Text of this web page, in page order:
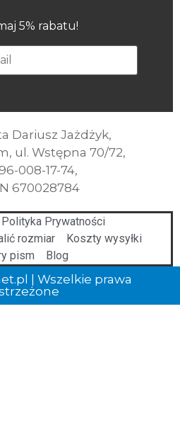
5% rabatu!
Dariusz Jażdżyk,
ul. Wstępna 70/72,
008-17-74,
670028784
Polityka Prywatności
rozmiar
Koszty wysyłki
pism
Blog
| Wszelkie prawa